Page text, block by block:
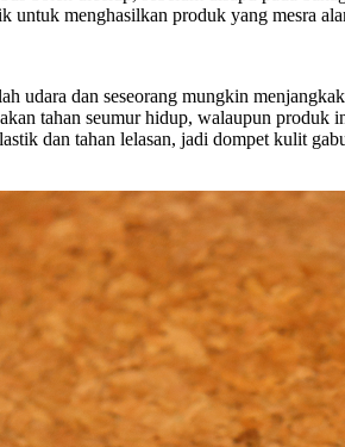
untuk menghasilkan produk yang mesra
udara dan seseorang mungkin
tahan seumur hidup, walaupun
dan tahan lelasan, jadi dompet kulit